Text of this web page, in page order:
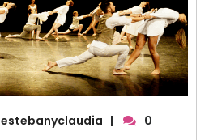
estebanyclaudia |
0